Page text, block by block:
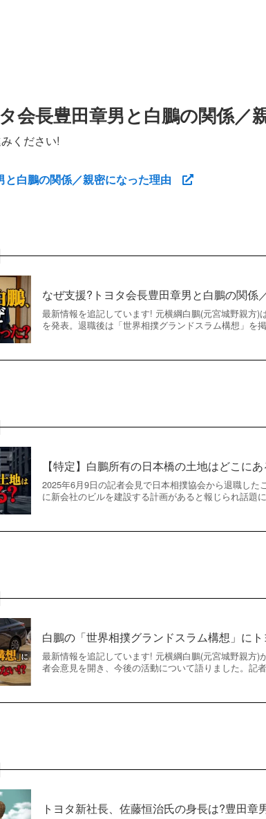
会長豊田章男と白鵬の関係／
ください!
と白鵬の関係／親密になった理由
なぜ支援?トヨタ会長豊田章男と白鵬の関係
最新情報を追記しています! 元横綱白鵬(元宮城野親方
を発表。退職後は「世界相撲グランドスラム構想」を
【特定】白鵬所有の日本橋の土地はどこに
2025年6月9日の記者会見で日本相撲協会から退職し
に新会社のビルを建設する計画があると報じられ話題
白鵬の「世界相撲グランドスラム構想」に
最新情報を追記しています! 元横綱白鵬(元宮城野親方
者会意見を開き、今後の活動について語りました。記
トヨタ新社長、佐藤恒治氏の身長は?豊田